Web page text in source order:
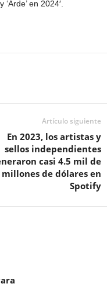
en 2024′.
Artículo siguiente
En 2023, los artistas y
sellos independientes
casi 4.5 mil de
millones de dólares en
Spotify